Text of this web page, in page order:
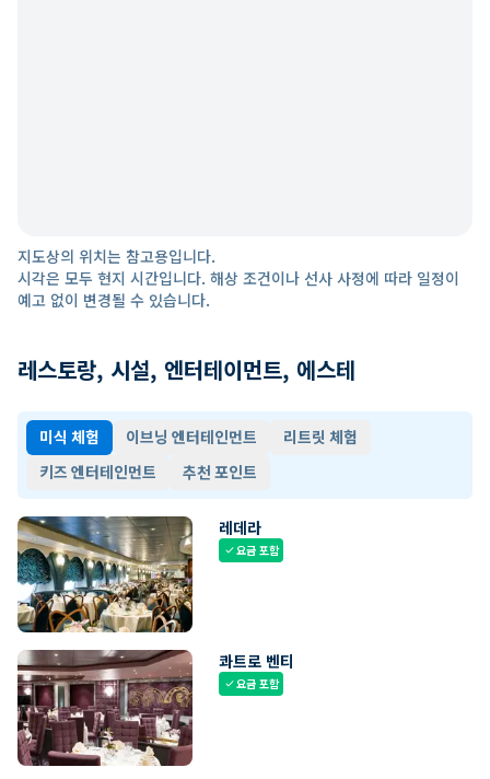
지도상의 위치는 참고용입니다.
시각은 모두 현지 시간입니다. 해상 조건이나 선사 사정에 따라 일정이
예고 없이 변경될 수 있습니다.
레스토랑, 시설, 엔터테이먼트, 에스테
미식 체험 이브닝 엔터테인먼트
리트릿 체험
키즈 엔터테인먼트
추천 포인트
레데라
check요금 포함
콰트로 벤티
check요금 포함